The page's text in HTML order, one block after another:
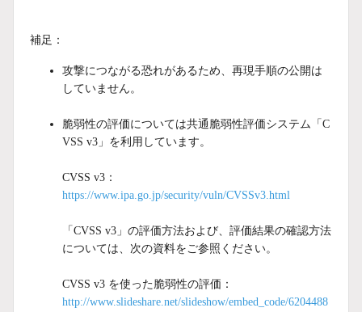
補足：
攻撃につながる恐れがあるため、再現手順の公開は
していません。
脆弱性の評価については共通脆弱性評価システム「C
VSS v3」を利用しています。
CVSS v3：
https://www.ipa.go.jp/security/vuln/CVSSv3.html
「CVSS v3」の評価方法および、評価結果の確認方法
については、次の資料をご参照ください。
CVSS v3 を使った脆弱性の評価：
http://www.slideshare.net/slideshow/embed_code/6204488